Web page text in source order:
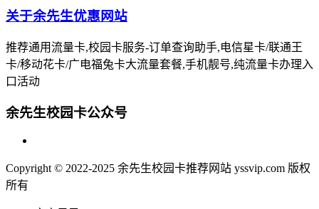
关于余先生优惠网站
推荐通用流量卡,校园卡服务-订单查询助手,电信星卡/联通王
卡/移动花卡/广电福兔卡大流量套餐,手机靓号,纯流量卡办理入
口活动
余先生校园卡公众号
Copyright © 2022-2025 余先生校园卡推荐网站 yssvip.com 版权
所有